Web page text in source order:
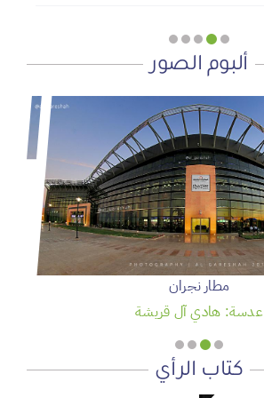
ألبوم الصور
مطار نجران
عدسة: هادي آل قريشة
كتاب الرأي